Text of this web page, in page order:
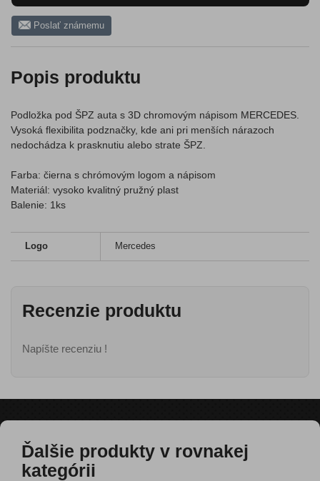
Poslať známemu
Popis produktu
Podložka pod ŠPZ auta s 3D chromovým nápisom MERCEDES.
Vysoká flexibilita podznačky, kde ani pri menších nárazoch
nedochádza k prasknutiu alebo strate ŠPZ.
Farba: čierna s chrómovým logom a nápisom
Materiál: vysoko kvalitný pružný plast
Balenie: 1ks
Logo Mercedes
Recenzie produktu
Napíšte recenziu !
Ďalšie produkty v rovnakej
kategórii